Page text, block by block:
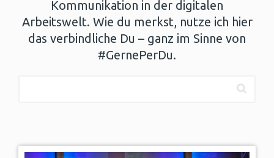
Kommunikation in der digitalen
Arbeitswelt. Wie du merkst, nutze ich hier
das verbindliche Du – ganz im Sinne von
#GernePerDu.